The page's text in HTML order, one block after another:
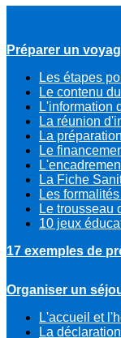
Préparer un
Les étapes
Le contenu
L'information
La réunion
La
Le
La Fiche
Les
Le trousseau
10 jeux
17 exemples de
Organiser un
L'accueil et
La